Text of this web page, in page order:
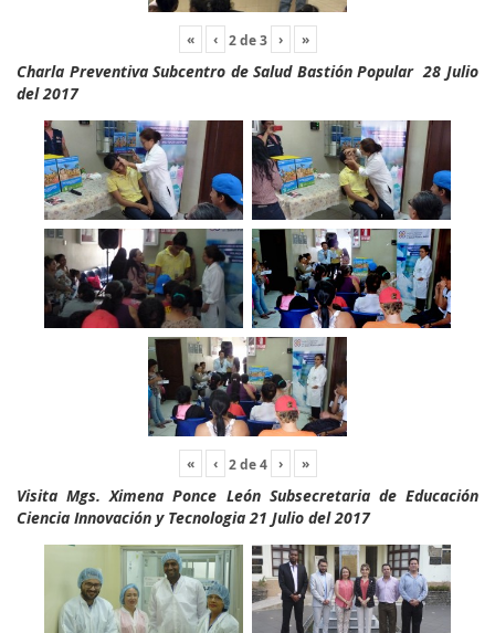
« ‹ 2de3 › »
Charla Preventiva Subcentro de Salud Bastión Popular 28 Julio
del 2017
« ‹ 2de4 › »
Visita Mgs. Ximena Ponce León Subsecretaria de Educación
Ciencia Innovación y Tecnologia 21 Julio del 2017